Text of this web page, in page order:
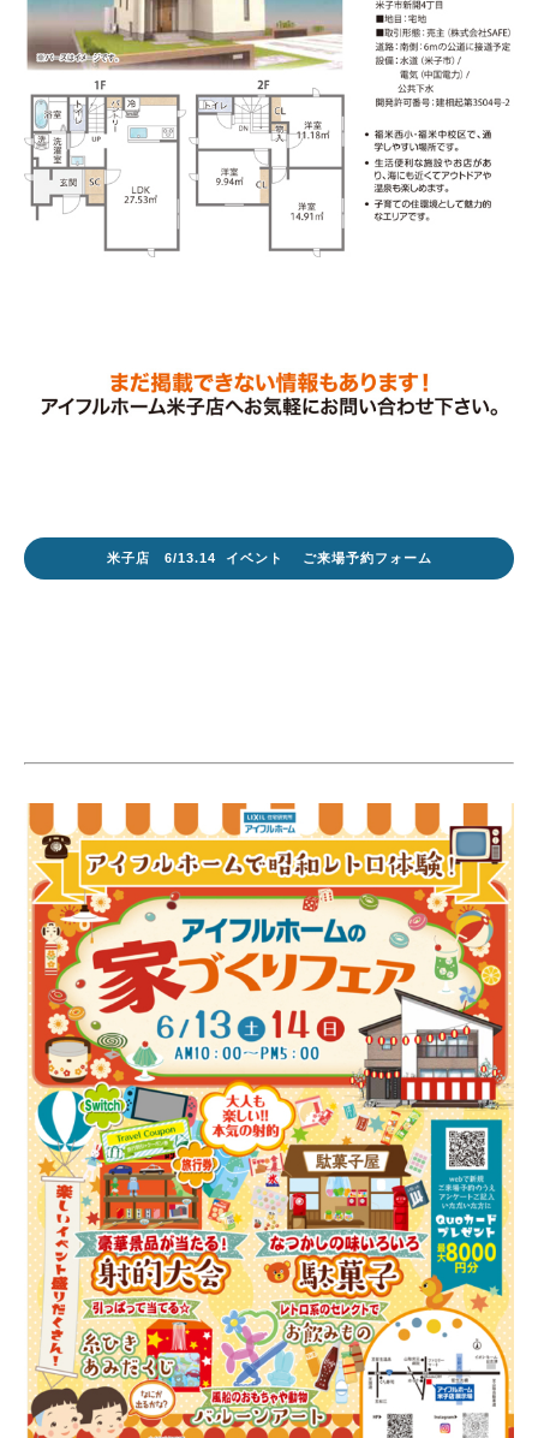
米子店 6/13.14 イベント ご来場予約フォーム